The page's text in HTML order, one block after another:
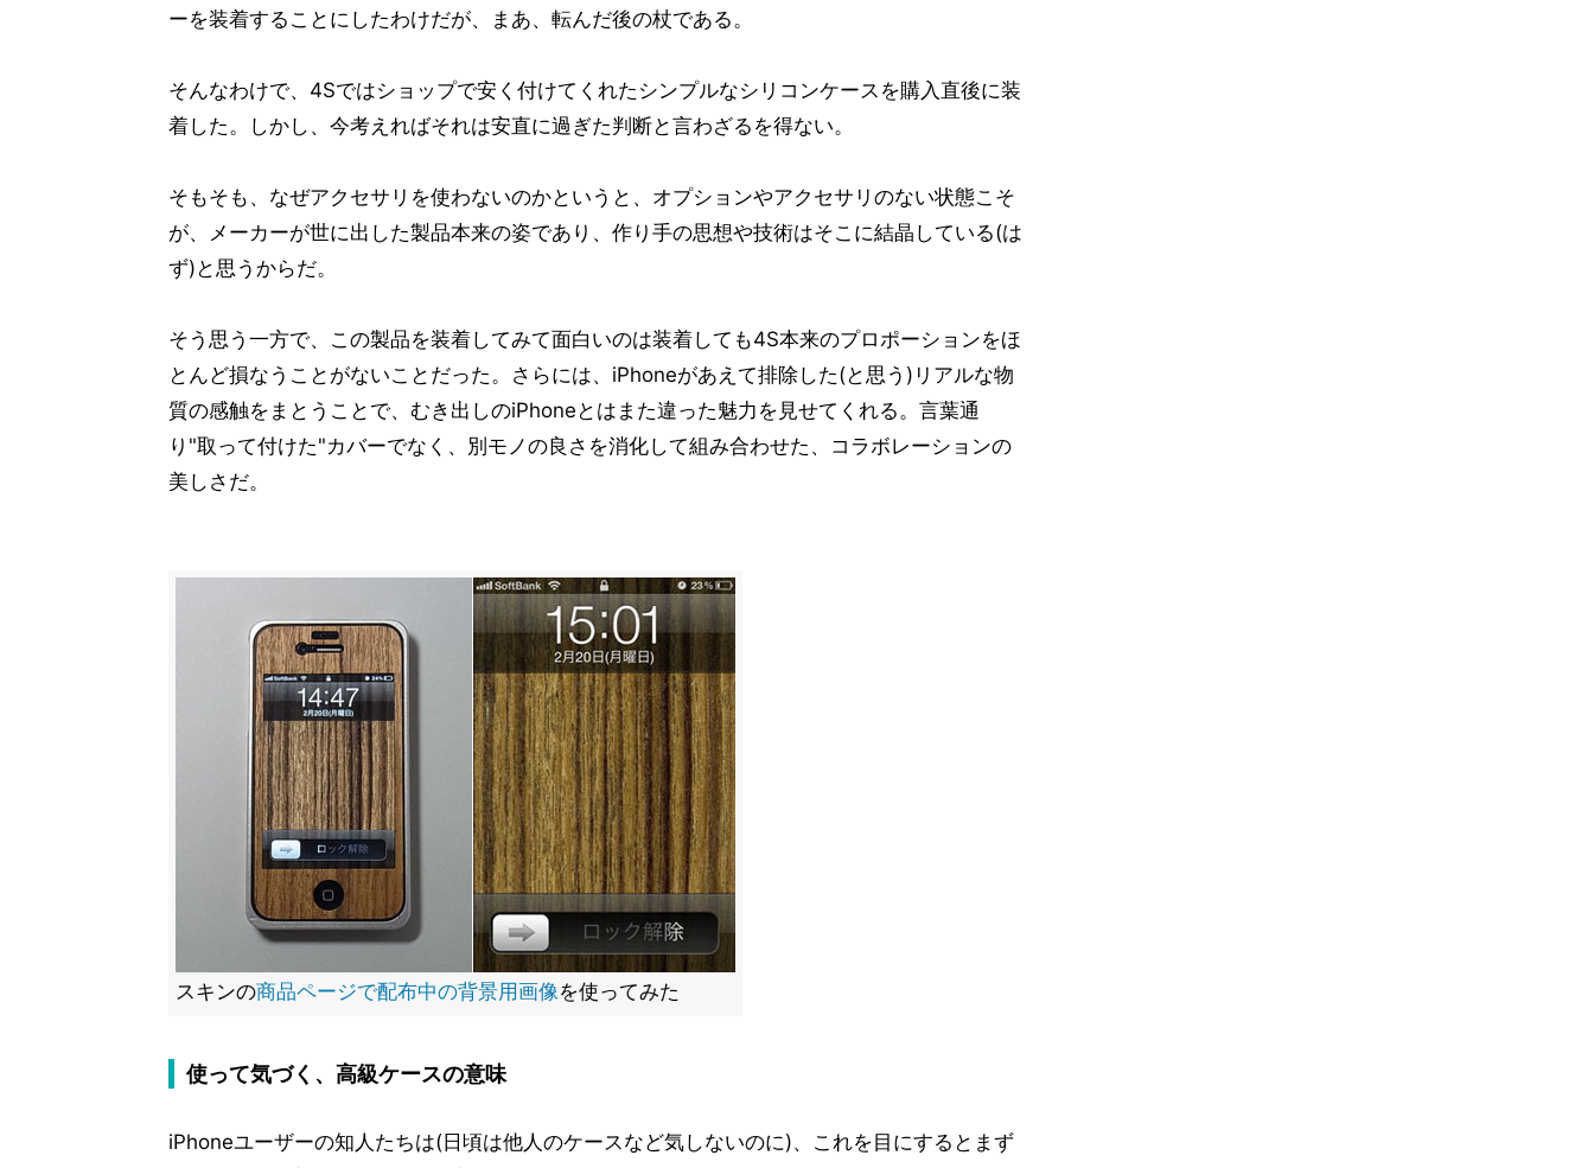
ーを装着することにしたわけだが、まあ、転んだ後の杖である。
そんなわけで、4Sではショップで安く付けてくれたシンプルなシリコンケースを購入直後に装
着した。しかし、今考えればそれは安直に過ぎた判断と言わざるを得ない。
そもそも、なぜアクセサリを使わないのかというと、オプションやアクセサリのない状態こそ
が、メーカーが世に出した製品本来の姿であり、作り手の思想や技術はそこに結晶している(は
ず)と思うからだ。
そう思う一方で、この製品を装着してみて面白いのは装着しても4S本来のプロポーションをほ
とんど損なうことがないことだった。さらには、iPhoneがあえて排除した(と思う)リアルな物
質の感触をまとうことで、むき出しのiPhoneとはまた違った魅力を見せてくれる。言葉通
り"取って付けた"カバーでなく、別モノの良さを消化して組み合わせた、コラボレーションの
美しさだ。
スキンの商品ページで配布中の背景用画像を使ってみた
使って気づく、高級ケースの意味
iPhoneユーザーの知人たちは(日頃は他人のケースなど気しないのに)、これを目にするとまず